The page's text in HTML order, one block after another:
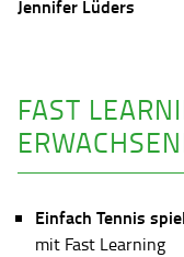
Jennifer Lüders
FAST
Einfach Tennis
mit Fast Learning